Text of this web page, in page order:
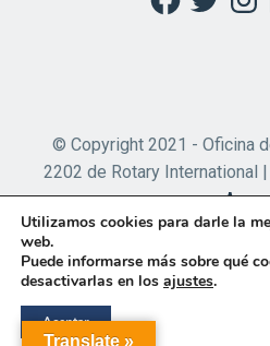
© Copyright 2021 - Oficina
2202 de Rotary International
Apps
Translate »
Utilizamos cookies para darle la
web.
Puede informarse más sobre qué
desactivarlas en los ajustes.
Aceptar